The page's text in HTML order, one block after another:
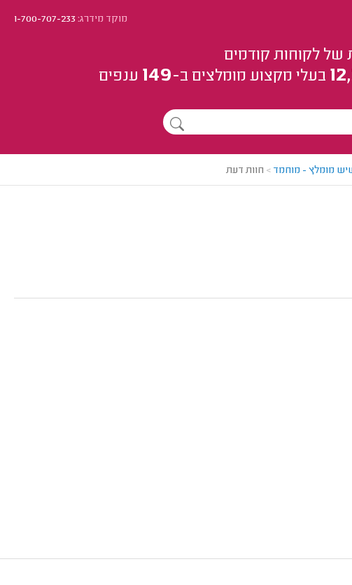
מוקד מידרג:1-700-707-233
של לקוחות קודמים
בעלי מקצוע מומלצים ב-149 ענפים
מומלץ - מוחמד > חוות דעת